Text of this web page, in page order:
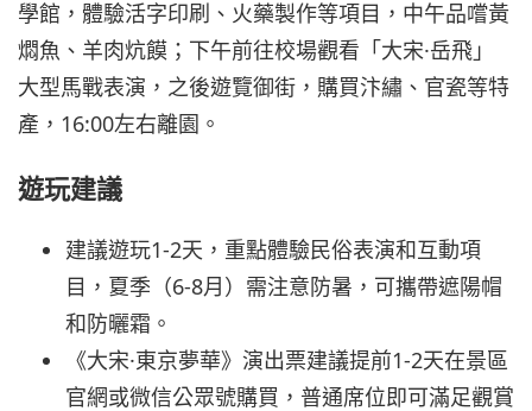
學館，體驗活字印刷、火藥製作等項目，中午品嚐黃
燜魚、羊肉炕饃；下午前往校場觀看「大宋·岳飛」
大型馬戰表演，之後遊覽御街，購買汴繡、官瓷等特
產，16:00左右離園。
遊玩建議
建議遊玩1-2天，重點體驗民俗表演和互動項
目，夏季（6-8月）需注意防暑，可攜帶遮陽帽
和防曬霜。
《大宋·東京夢華》演出票建議提前1-2天在景區
官網或微信公眾號購買，普通席位即可滿足觀賞